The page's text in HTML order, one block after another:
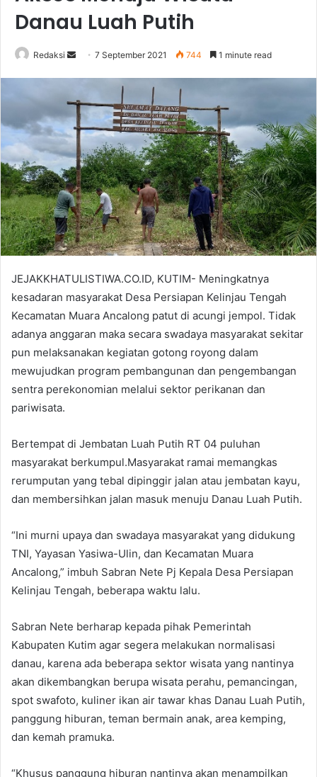
Danau Luah Putih
Redaksi
Send7 September 2021 744 1 minute read
JEJAKKHATULISTIWA.CO.ID, KUTIM- Meningkatnya
kesadaran masyarakat Desa Persiapan Kelinjau Tengah
Kecamatan Muara Ancalong patut di acungi jempol. Tidak
adanya anggaran maka secara swadaya masyarakat sekitar
pun melaksanakan kegiatan gotong royong dalam
mewujudkan program pembangunan dan pengembangan
sentra perekonomian melalui sektor perikanan dan
pariwisata.
Bertempat di Jembatan Luah Putih RT 04 puluhan
masyarakat berkumpul.Masyarakat ramai memangkas
rerumputan yang tebal dipinggir jalan atau jembatan kayu,
dan membersihkan jalan masuk menuju Danau Luah Putih.
“Ini murni upaya dan swadaya masyarakat yang didukung
TNI, Yayasan Yasiwa-Ulin, dan Kecamatan Muara
Ancalong,” imbuh Sabran Nete Pj Kepala Desa Persiapan
Kelinjau Tengah, beberapa waktu lalu.
Sabran Nete berharap kepada pihak Pemerintah
Kabupaten Kutim agar segera melakukan normalisasi
danau, karena ada beberapa sektor wisata yang nantinya
akan dikembangkan berupa wisata perahu, pemancingan,
spot swafoto, kuliner ikan air tawar khas Danau Luah Putih,
panggung hiburan, teman bermain anak, area kemping,
dan kemah pramuka.
“Khusus panggung hiburan nantinya akan menampilkan